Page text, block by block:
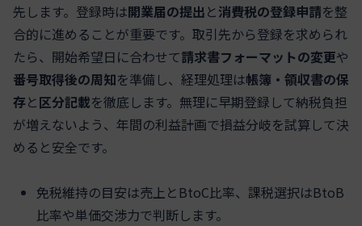
先します。登録時は開業届の提出と消費税の登録申請を整
合的に進めることが重要です。取引先から登録を求められ
たら、開始希望日に合わせて請求書フォーマットの変更や
番号取得後の周知を準備し、経理処理は帳簿・領収書の保
存と区分記載を徹底します。無理に早期登録して納税負担
が増えないよう、年間の利益計画で損益分岐を試算して決
めると安全です。
免税維持の目安は売上とBtoC比率、課税選択はBtoB
比率や単価交渉力で判断します。